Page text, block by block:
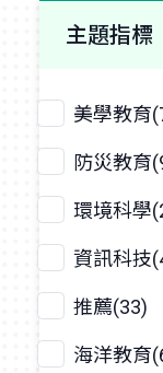
主題指標
美學教育
防災教育
環境科學
資訊科技
推薦(33)
海洋教育